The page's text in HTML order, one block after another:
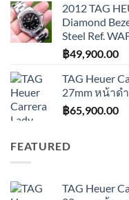
2012 TAG
Diamond
Steel Ref.
฿49,900.00
TAG Heuer
27mm หน้าด
฿65,900.00
FEATURED
TAG Heuer